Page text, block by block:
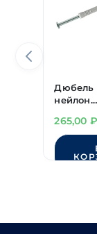
Дюбель
нейлон.
гр
265,00 ₽